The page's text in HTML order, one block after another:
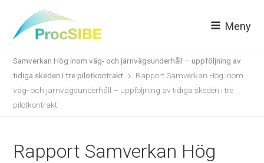
Meny
Samverkan Hög inom väg- och järnvägsunderhåll – uppföljning av
tidiga skeden i tre pilotkontrakt
Rapport Samverkan Hög inom
väg- och järnvägsunderhåll – uppföljning av tidiga skeden i tre
pilotkontrakt
Rapport Samverkan Hög